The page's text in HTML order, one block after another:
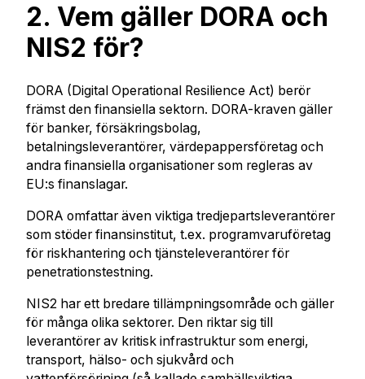
2. Vem gäller DORA och
NIS2 för?
DORA (Digital Operational Resilience Act) berör
främst den finansiella sektorn. DORA-kraven gäller
för banker, försäkringsbolag,
betalningsleverantörer, värdepappersföretag och
andra finansiella organisationer som regleras av
EU:s finanslagar.
DORA omfattar även viktiga tredjepartsleverantörer
som stöder finansinstitut, t.ex. programvaruföretag
för riskhantering och tjänsteleverantörer för
penetrationstestning.
NIS2 har ett bredare tillämpningsområde och gäller
för många olika sektorer. Den riktar sig till
leverantörer av kritisk infrastruktur som energi,
transport, hälso- och sjukvård och